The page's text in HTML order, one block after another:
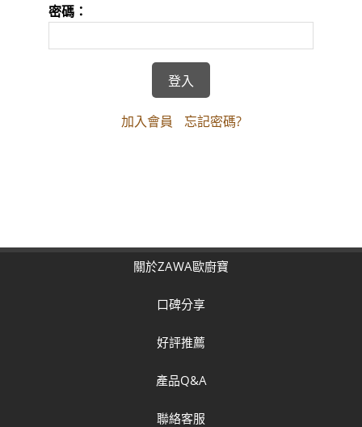
密碼：
加入會員 忘記密碼?
關於ZAWA歐廚寶
口碑分享
好評推薦
產品Q&A
聯絡客服